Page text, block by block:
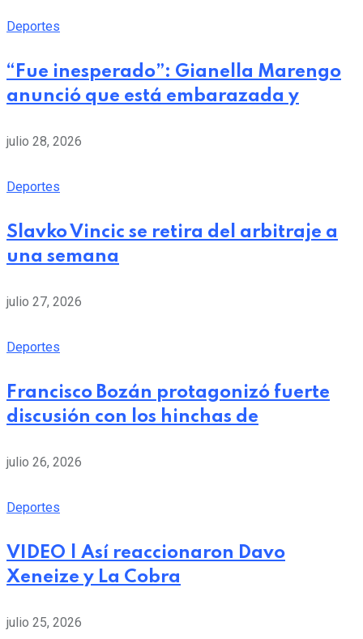
Deportes
“Fue inesperado”: Gianella Marengo
anunció que está embarazada y
julio 28, 2026
Deportes
Slavko Vincic se retira del arbitraje a
una semana
julio 27, 2026
Deportes
Francisco Bozán protagonizó fuerte
discusión con los hinchas de
julio 26, 2026
Deportes
VIDEO | Así reaccionaron Davo
Xeneize y La Cobra
julio 25, 2026